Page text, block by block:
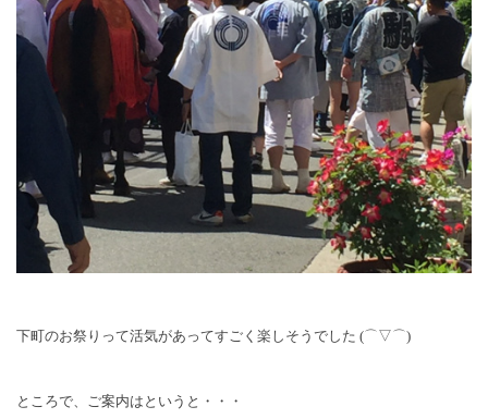
下町のお祭りって活気があってすごく楽しそうでした (⌒▽⌒)
ところで、ご案内はというと・・・